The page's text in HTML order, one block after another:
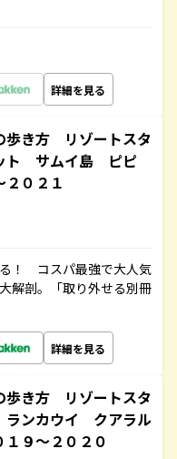
詳細を見る
き方 リゾートスタ
ト サムイ島 ピピ
０２１
！ コスパ最強で大人気
解剖。「取り外せる別冊
詳細を見る
き方 リゾートスタ
ンカウイ クアラル
９～２０２０